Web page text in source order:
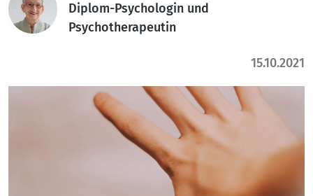
Diplom-Psychologin und
Psychotherapeutin
15.10.2021